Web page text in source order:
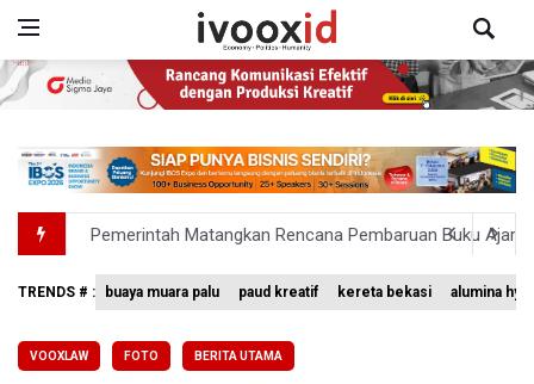
Pemerintah Matangkan Rencana Pembaruan Buku Ajar
Pendakian Gunung Gede Pangrango Ditutup karena
Perumnas Bangun Hunian Bersubsidi dengan Konsep
TRENDS # : buaya muara palu paud kreatif kereta bekasi alumina
VOOXLAW FOTO BERITA UTAMA